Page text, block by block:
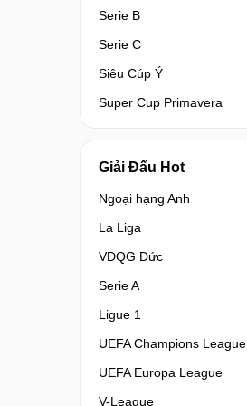
Serie B
Serie C
Siêu Cúp Ý
Super Cup Primavera
Giải Đấu Hot
Ngoại hạng Anh
La Liga
VĐQG Đức
Serie A
Ligue 1
UEFA Champions League
UEFA Europa League
V-League